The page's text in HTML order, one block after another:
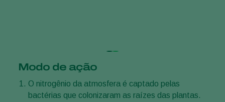
Modo de ação
O nitrogênio da atmosfera é captado pelas
bactérias que colonizaram as raízes das plantas.